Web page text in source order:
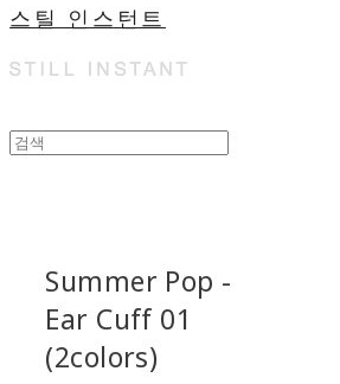
스틸 인스턴트
Summer Pop -
Ear Cuff 01
(2colors)